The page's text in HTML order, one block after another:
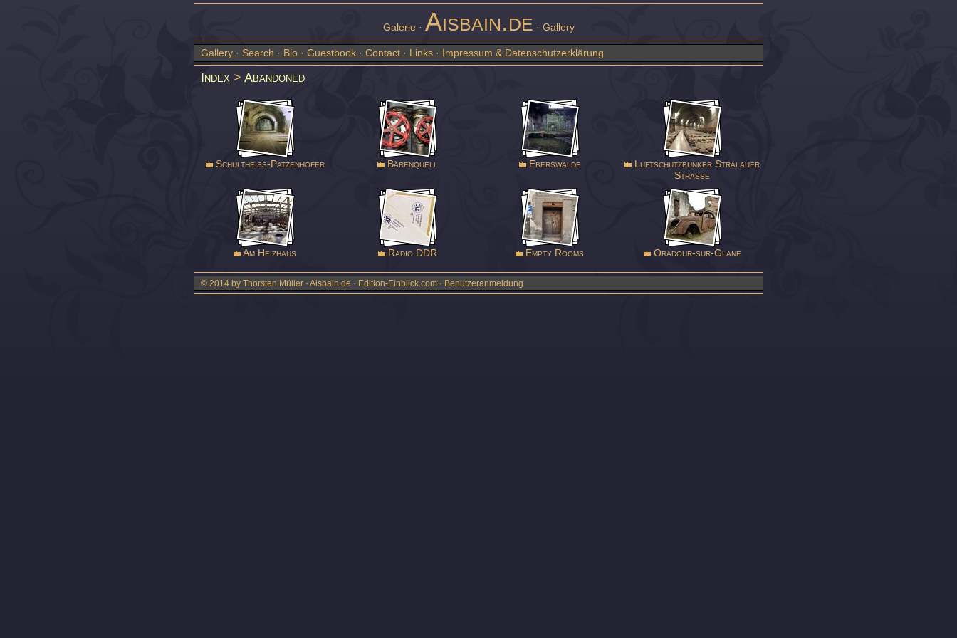
Galerie · Aisbain.de · Gallery
Gallery · Search · Bio · Guestbook · Contact · Links · Impressum & Datenschutzerklärung
Index > Abandoned
Schultheiss-Patzenhofer Bärenquell Eberswalde
Luftschutzbunker Stralauer
Straße
Am Heizhaus Radio DDR Empty Rooms Oradour-sur-Glane
© 2014 by Thorsten Müller · Aisbain.de · Edition-Einblick.com · Benutzeranmeldung